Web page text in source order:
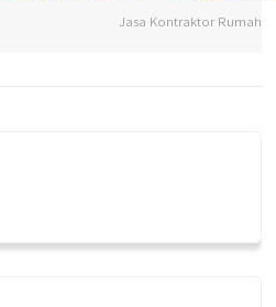
Jasa Kontraktor Rumah